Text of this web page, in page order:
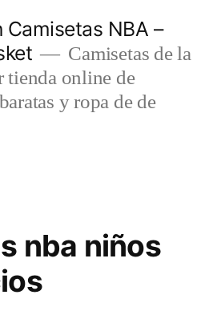
Camisetas NBA –
Camisetas de la
online de
y ropa de de
nba niños